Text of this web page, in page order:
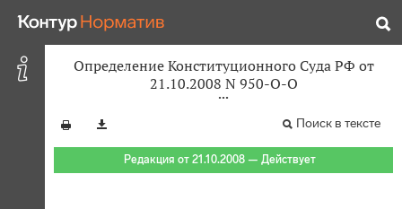
Определение Конституционного Суда РФ от
21.10.2008 N 950-О-О
Поиск в тексте
Редакция от 21.10.2008 — Действует